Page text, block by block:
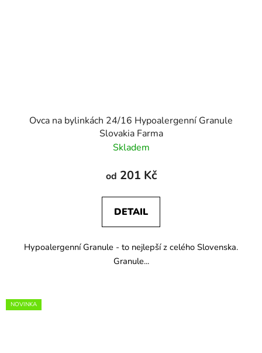
Ovca na bylinkách 24/16 Hypoalergenní Granule
Slovakia Farma
Skladem
od 201 Kč
DETAIL
Hypoalergenní Granule - to nejlepší z celého Slovenska.
Granule...
NOVINKA